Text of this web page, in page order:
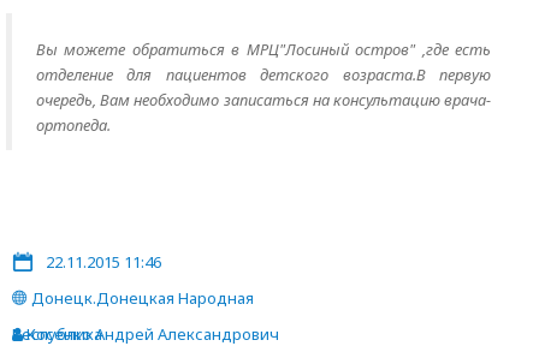
Вы можете обратиться в МРЦ"Лосиный остров" ,где есть
отделение для пациентов детского возраста.В первую
очередь, Вам необходимо записаться на консультацию врача-
ортопеда.
22.11.2015 11:46
Донецк.Донецкая Народная
Республика
Косенко Андрей Александрович